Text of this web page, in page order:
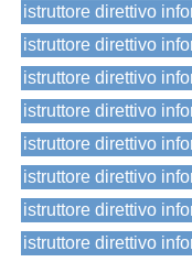
istruttore direttivo
istruttore direttivo
istruttore direttivo
istruttore direttivo
istruttore direttivo
istruttore direttivo
istruttore direttivo
istruttore direttivo